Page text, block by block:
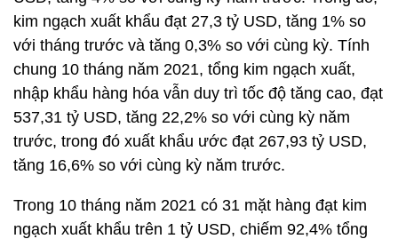
kim ngạch xuất khẩu đạt 27,3 tỷ USD, tăng 1% so
với tháng trước và tăng 0,3% so với cùng kỳ. Tính
chung 10 tháng năm 2021, tổng kim ngạch xuất,
nhập khẩu hàng hóa vẫn duy trì tốc độ tăng cao, đạt
537,31 tỷ USD, tăng 22,2% so với cùng kỳ năm
trước, trong đó xuất khẩu ước đạt 267,93 tỷ USD,
tăng 16,6% so với cùng kỳ năm trước.
Trong 10 tháng năm 2021 có 31 mặt hàng đạt kim
ngạch xuất khẩu trên 1 tỷ USD, chiếm 92,4% tổng